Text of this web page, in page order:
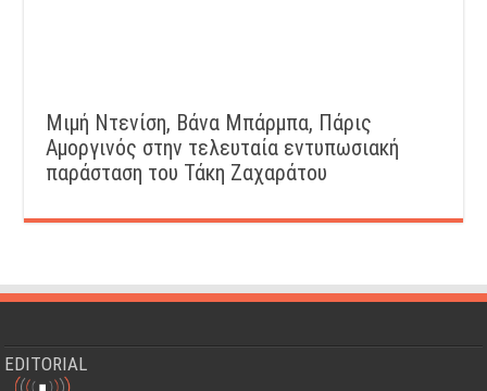
Μιμή Ντενίση, Βάνα Μπάρμπα, Πάρις
Αμοργινός στην τελευταία εντυπωσιακή
παράσταση του Τάκη Ζαχαράτου
EDITORIAL